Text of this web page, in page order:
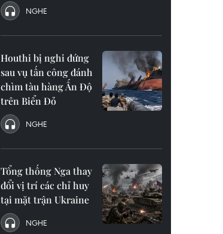
NGHE
Houthi bị nghi đứng
sau vụ tấn công đánh
chìm tàu hàng Ấn Độ
trên Biển Đỏ
NGHE
Tổng thống Nga thay
đổi vị trí các chỉ huy
tại mặt trận Ukraine
NGHE